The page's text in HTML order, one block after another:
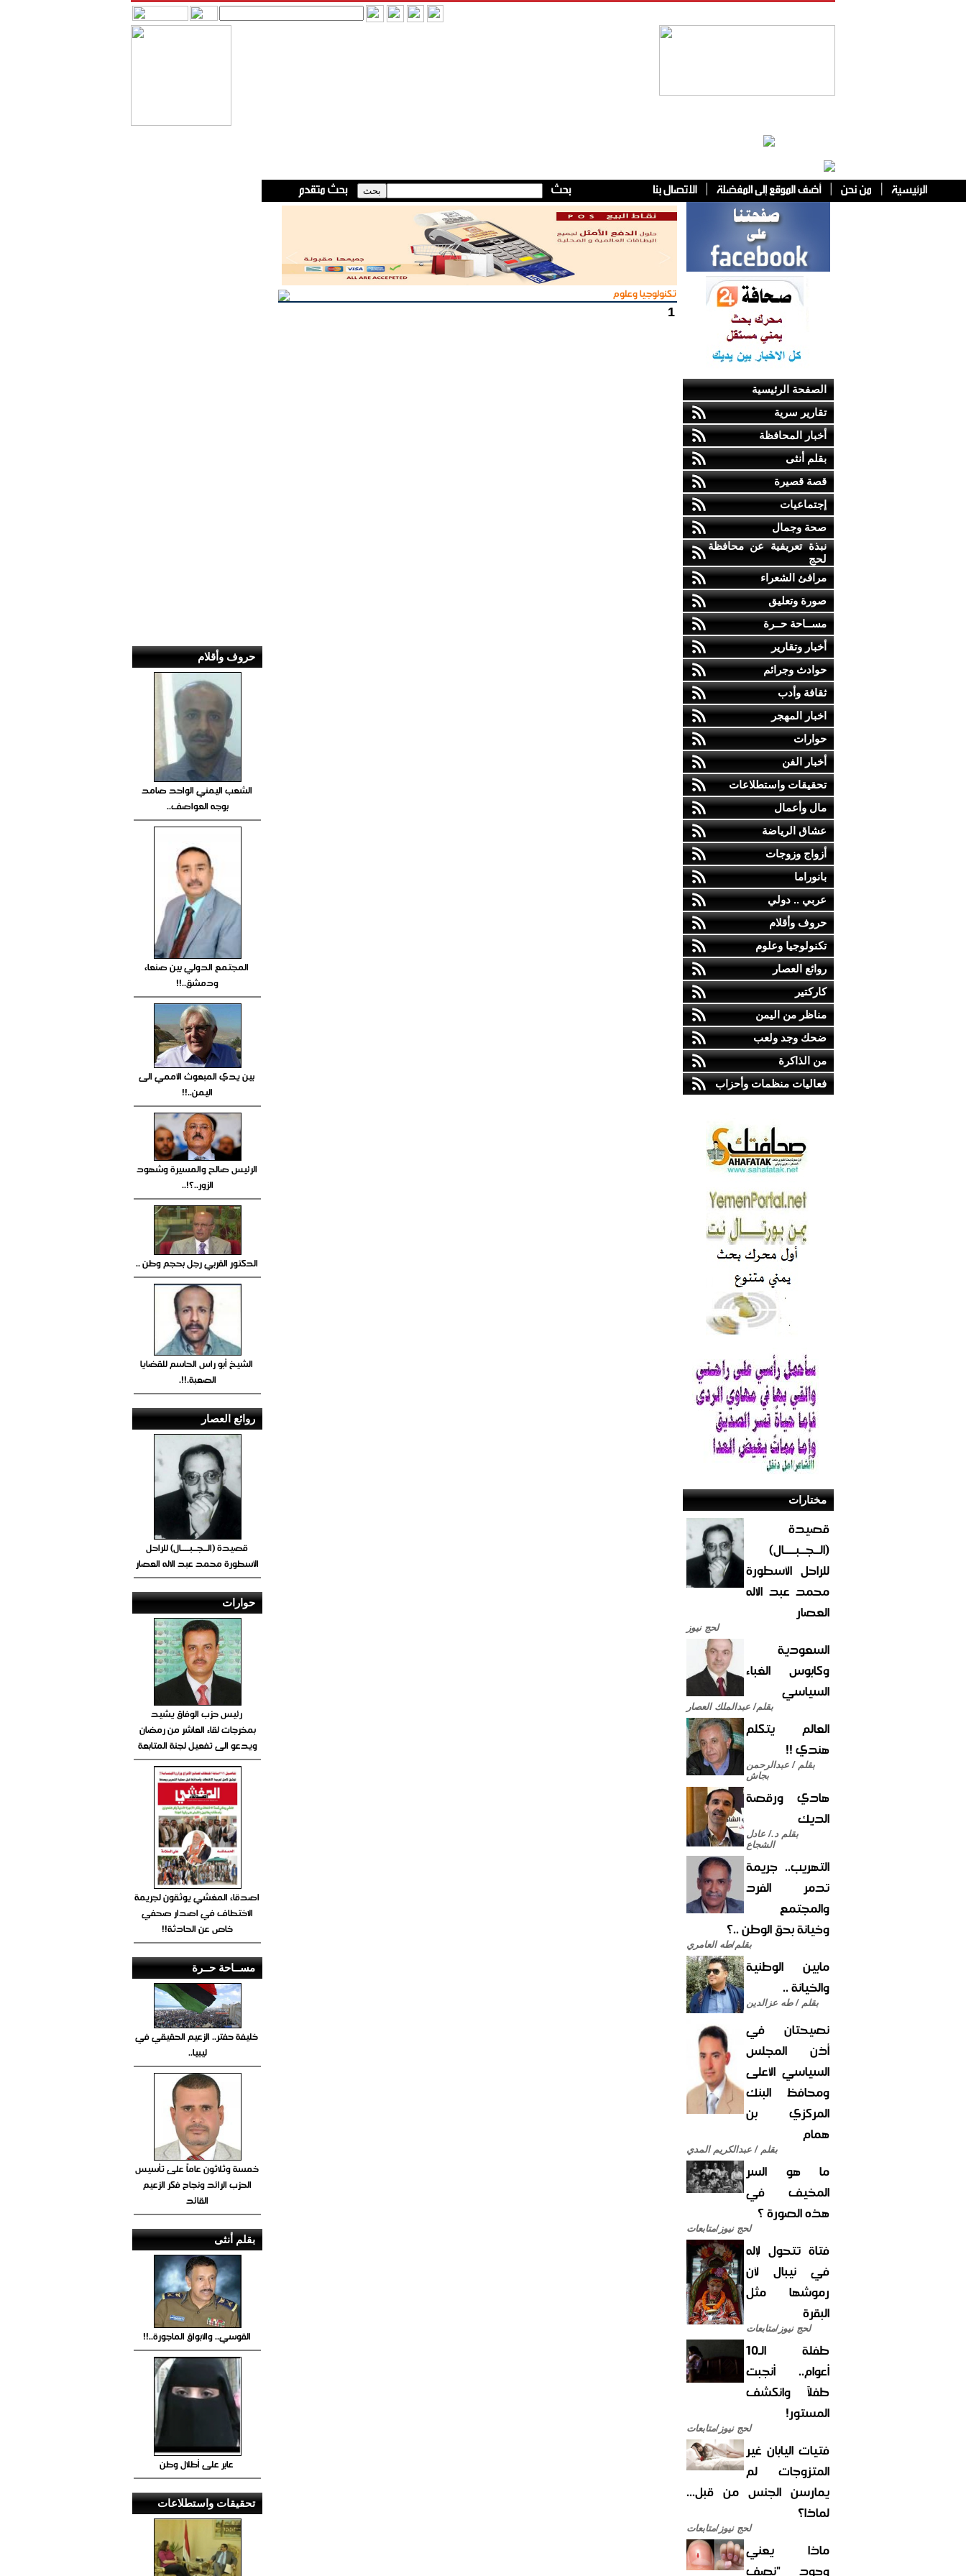
الصفحة الرئيسية
تقارير سرية
أخبار المحافظة
بقلم أنثى
قصة قصيرة
إجتماعيات
صحة وجمال
نبذة تعريفية عن محافظة
لحج
مرافئ الشعراء
صورة وتعليق
مســاحة حــرة
أخبار وتقارير
حوادث وجرائم
ثقافة وأدب
اخبار المهجر
حوارات
أخبار الفن
تحقيقات واستطلاعات
مال وأعمال
عشاق الرياضة
أزواج وزوجات
بانوراما
عربي .. دولي
حروف وأقلام
تكنولوجيا وعلوم
روائع العصار
كاركتير
مناظر من اليمن
ضحك وجد ولعب
من الذاكرة
فعاليات منظمات وأحزاب
مختارات
قصيدة
(الــجــبــــال)
للراحل الأسطورة
محمد عبد الاله
العصار
لحج نيوز
السعودية
وكابوس الغباء
السياسي
بقلم/ عبدالملك العصار
العالم يتكلم
هندي !!
بقلم / عبدالرحمن
بجاش
هادي ورقصة
الديك
بقلم د./ عادل
الشجاع
التهريب.. جريمة
تدمر الفرد
والمجتمع
وخيانة بحق الوطن ..؟
بقلم/طه العامري
مابين الوطنية
والخيانة ..
بقلم / طه عزالدين
نصيحتان في
أذن المجلس
السياسي الأعلى
ومحافظ البنك
المركزي بن
همام
بقلم / عبدالكريم المدي
ما هو السر
المخيف في
هذه الصورة ؟
لحج نيوز/متابعات
فتاة تتحول لإله
في نيبال لأن
رموشها مثل
البقرة
لحج نيوز/متابعات
طفلة الـ10
أعوام.. أنجبت
طفلاً وانكشف
المستور!
لحج نيوز/متابعات
فتيات اليابان غير
المتزوجات لم
يمارسن الجنس من قبل...
لماذا؟
لحج نيوز/متابعات
ماذا يعني
وجود "نصف
تكنولوجيا وعلوم
1
حروف وأقلام
الشعب اليمني الواحد صامد
بوجه العواصف..
المجتمع الدولي بين صنعاء
ودمشق..!!
بين يدي المبعوث الأممي الى
اليمن..!!
الرئيس صالح والمسيرة وشهود
الزور..؟!..
الدكتور القربي رجل بحجم وطن ..
الشيخ أبو راس الحاسم للقضايا
الصعبة.!!.
روائع العصار
قصيدة (الــجــبــــال) للراحل
الأسطورة محمد عبد الاله العصار
حوارات
رئيس حزب الوفاق يشيد
بمخرجات لقاء العاشر من رمضان
ويدعو الى تفعيل لجنة المتابعة
اصدقاء المغشي يوثقون لجريمة
الاختطاف في اصدار صحفي
خاص عن الحادثة!!
مســاحة حــرة
خليفة حفتر.. الزعيم الحقيقي في
ليبيا..
خمسة وثلاثون عاماً على تأسيس
الحزب الرائد ونجاح فكر الزعيم
القائد
بقلم أنثى
القوسي.. والابواق الماجورة..!!
عابر على أطلال وطن
تحقيقات واستطلاعات